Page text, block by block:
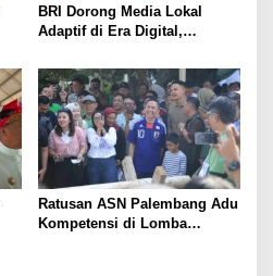
BRI Dorong Media Lokal
Adaptif di Era Digital,
Journalism
Ratusan ASN Palembang Adu
Kompetensi di Lomba